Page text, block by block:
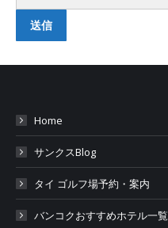
Home
サンクスBlog
タイ ゴルフ場予約・案内
バンコクおすすめホテル一覧